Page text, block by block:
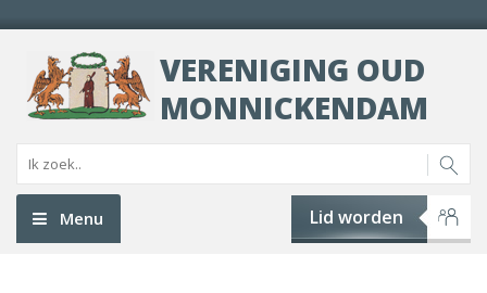
VERENIGING OUD
MONNICKENDAM
Lid worden
Menu